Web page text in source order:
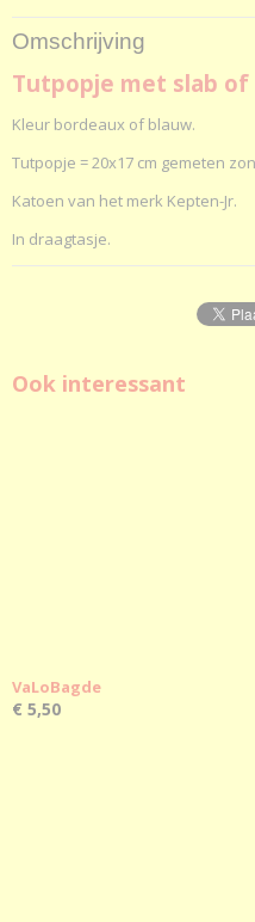
Productcode
171-326
Netto gewicht
Bruto gewicht
120,00 g
26 x 26 x 5 cm
Omschrijving
Tutpopje met slab of
Kleur bordeaux of blauw.
Tutpopje = 20x17 cm gemeten
Katoen van het merk Kepten-Jr.
In draagtasje.
Ook interessant
VaLoBagde
€ 5,50